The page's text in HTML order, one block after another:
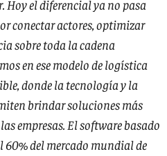
Hoy el diferencial ya no pasa
conectar actores, optimizar
sobre toda la cadena
en ese modelo de logística
donde la tecnología y la
brindar soluciones más
empresas. El software basado
60% del mercado mundial de